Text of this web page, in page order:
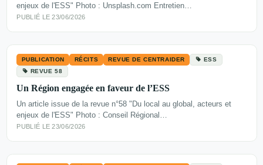
enjeux de l'ESS" Photo : Unsplash.com Entretien…
PUBLIÉ LE 23/06/2026
PUBLICATION RÉCITS REVUE DE CENTRAIDER
ESS
REVUE 58
Un Région engagée en faveur de l’ESS
Un article issue de la revue n°58 "Du local au global, acteurs et
enjeux de l'ESS" Photo : Conseil Régional…
PUBLIÉ LE 23/06/2026